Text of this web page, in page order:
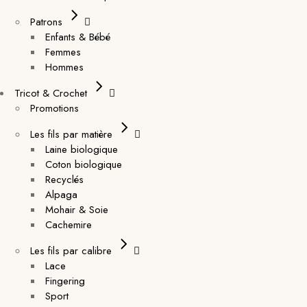
Patrons
Enfants & Bébé
Femmes
Hommes
Tricot & Crochet
Promotions
Les fils par matière
Laine biologique
Coton biologique
Recyclés
Alpaga
Mohair & Soie
Cachemire
Les fils par calibre
Lace
Fingering
Sport